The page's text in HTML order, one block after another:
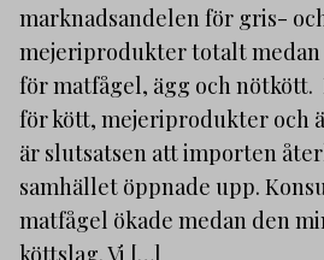
marknadsandelen för gris-
mejeriprodukter totalt medan
för matfågel, ägg och
för kött, mejeriprodukter och
är slutsatsen att importen
samhället öppnade upp.
matfågel ökade medan den
köttslag. Vi […]